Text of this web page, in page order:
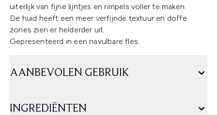
uiterlijk van fijne lijntjes en rimpels voller te maken.
De huid heeft een meer verfijnde textuur en doffe
zones zien er helderder uit.
Gepresenteerd in een navulbare fles.
AANBEVOLEN GEBRUIK
INGREDIËNTEN